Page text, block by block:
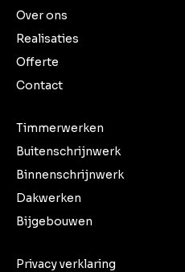
Over ons
Realisaties
Offerte
Contact
Timmerwerken
Buitenschrijnwerk
Binnenschrijnwerk
Dakwerken
Bijgebouwen
Privacy verklaring